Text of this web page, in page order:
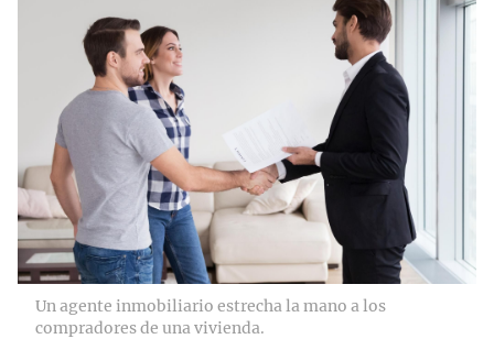
Un agente inmobiliario estrecha la mano a los
compradores de una vivienda.